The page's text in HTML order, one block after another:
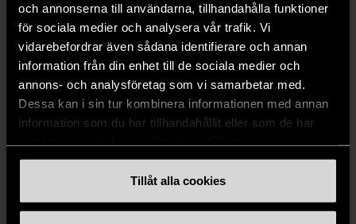
och annonserna till användarna, tillhandahålla funktioner
för sociala medier och analysera vår trafik. Vi
vidarebefordrar även sådana identifierare och annan
information från din enhet till de sociala medier och
annons- och analysföretag som vi samarbetar med.
Dessa kan i sin tur kombinera informationen med annan
information som du har tillhandahållit eller som de har
Tillåt alla cookies